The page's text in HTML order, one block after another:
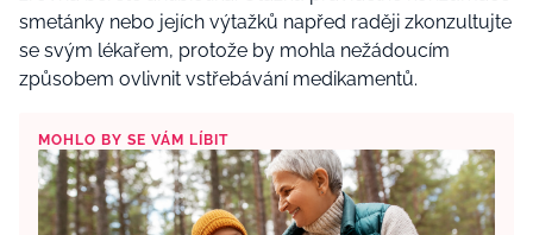
smetánky nebo jejích výtažků napřed raději zkonzultujte
se svým lékařem, protože by mohla nežádoucím
způsobem ovlivnit vstřebávání medikamentů.
MOHLO BY SE VÁM LÍBIT